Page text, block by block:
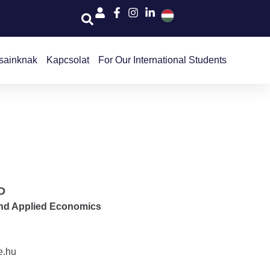
Kapcsolat For Our International Students
Applied Economics